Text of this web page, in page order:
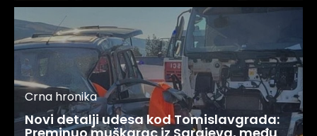
Crna hronika
Novi detalji udesa kod Tomislavgrada: